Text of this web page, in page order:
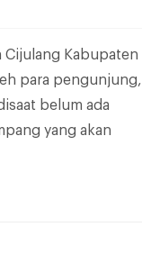
Cijulang Kabupaten
para pengunjung,
belum ada
yang akan